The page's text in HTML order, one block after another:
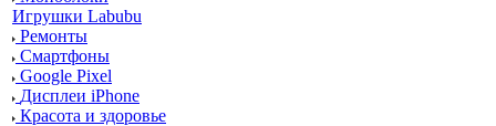
Игрушки Labubu
Ремонты
Смартфоны
Google Pixel
Дисплеи iPhone
Красота и здоровье